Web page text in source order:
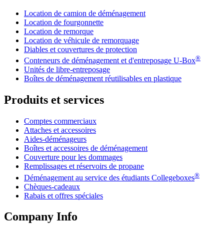
Location de camion de déménagement
Location de fourgonnette
Location de remorque
Location de véhicule de remorquage
Diables et couvertures de protection
Conteneurs de déménagement et d'entreposage U-Box®
Unités de libre-entreposage
Boîtes de déménagement réutilisables en plastique
Produits et services
Comptes commerciaux
Attaches et accessoires
Aides-déménageurs
Boîtes et accessoires de déménagement
Couverture pour les dommages
Remplissages et réservoirs de propane
Déménagement au service des étudiants Collegeboxes®
Chèques-cadeaux
Rabais et offres spéciales
Company Info